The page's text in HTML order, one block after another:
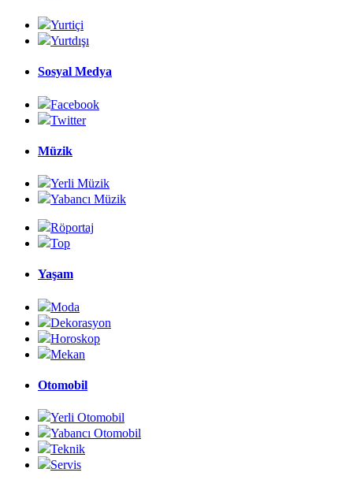
Yurtiçi
Yurtdışı
Sosyal Medya
Facebook
Twitter
Müzik
Yerli Müzik
Yabancı Müzik
Röportaj
Top
Yaşam
Moda
Dekorasyon
Horoskop
Mekan
Otomobil
Yerli Otomobil
Yabancı Otomobil
Teknik
Servis